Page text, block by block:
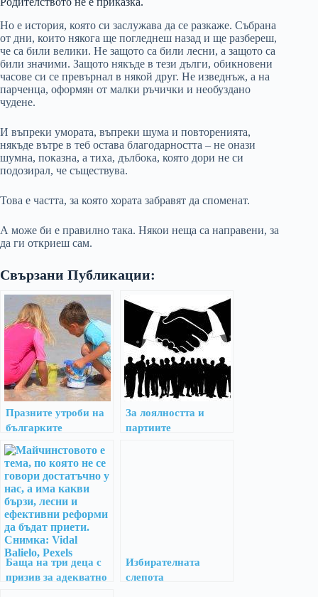
Но е история, която си заслужава да се разкаже. Събрана
от дни, които някога ще погледнеш назад и ще разбереш,
че са били велики. Не защото са били лесни, а защото са
били значими. Защото някъде в тези дълги, обикновени
часове си се превърнал в някой друг. Не изведнъж, а на
парченца, оформян от малки ръчички и необуздано
чудене.
И въпреки умората, въпреки шума и повторенията,
някъде вътре в теб остава благодарността – не онази
шумна, показна, а тиха, дълбока, която дори не си
подозирал, че съществува.
Това е частта, за която хората забравят да споменат.
А може би е правилно така. Някои неща са направени, за
да ги откриеш сам.
Свързани Публикации:
Празните утроби на
българките
За лоялността и
партиите
Баща на три деца с
призив за адекватно
Избирателната
слепота